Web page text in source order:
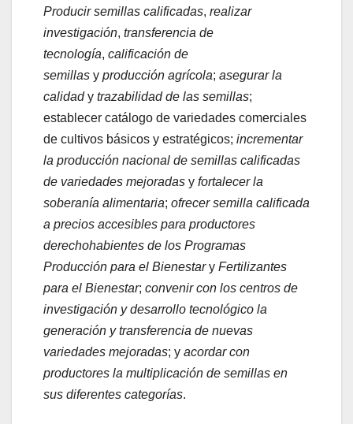
Producir semillas calificadas, realizar
investigación, transferencia de
tecnología, calificación de
semillas y producción agrícola; asegurar la
calidady trazabilidad de las semillas;
establecer catálogo de variedades comerciales
de cultivos básicos y estratégicos; incrementar
la producción nacional de semillas calificadas
de variedades mejoradas y fortalecer la
soberanía alimentaria; ofrecer semilla calificada
a precios accesibles para productores
derechohabientes de los Programas
Producción para el Bienestary Fertilizantes
para el Bienestar; convenir con los centros de
investigación y desarrollo tecnológico la
generación y transferencia de nuevas
variedades mejoradas; y acordar con
productores la multiplicación de semillas en
sus diferentes categorías.